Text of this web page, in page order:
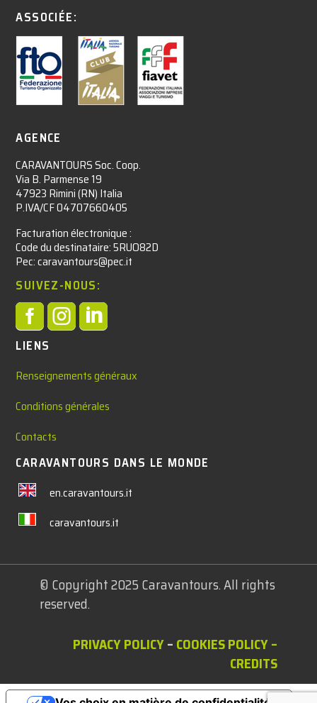
ASSOCIÉE:
AGENCE
CARAVANTOURS Soc. Coop.
Via B. Parmense 19
47923 Rimini (RN) Italia
P.IVA/CF 04707660405
Facturation électronique :​
Code du destinataire: 5RUO82D
Pec: caravantours@pec.it
SUIVEZ-NOUS:

LIENS
Renseignements généraux
Conditions générales
Contacts
CARAVANTOURS DANS LE MONDE
en.caravantours.it
caravantours.it
© Copyright 2025 Caravantours. All rights
reserved.
PRIVACY POLICY– COOKIES POLICY–
CREDITS